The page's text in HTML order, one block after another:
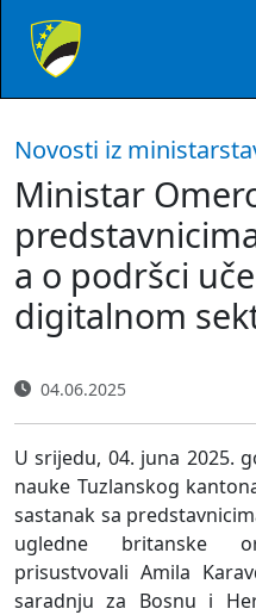
Novosti iz
Ministar
a o podršci
digitalnom
04.06.2025
U srijedu, 04. juna 2025.
nauke Tuzlanskog
sastanak sa
ugledne britanske
prisustvovali Amila
saradnju za Bosnu i